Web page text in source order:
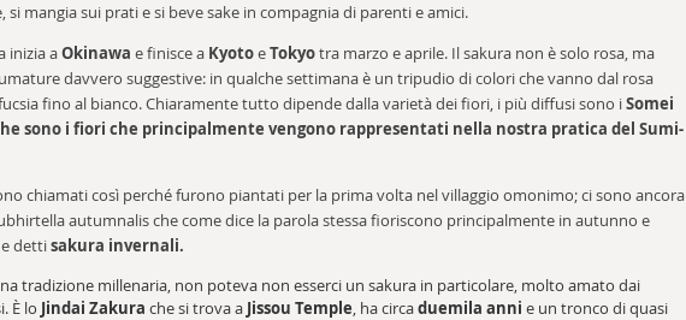
si mangia sui prati e si beve sake in compagnia di parenti e amici.
inizia a Okinawa e finisce a Kyoto e Tokyo tra marzo e aprile. Il sakura non è solo rosa, ma
davvero suggestive: in qualche settimana è un tripudio di colori che vanno dal rosa
fino al bianco. Chiaramente tutto dipende dalla varietà dei fiori, i più diffusi sono i Somei
sono i fiori che principalmente vengono rappresentati nella nostra pratica del Sumi-
chiamati così perché furono piantati per la prima volta nel villaggio omonimo; ci sono ancora
autumnalis che come dice la parola stessa fioriscono principalmente in autunno e
detti sakura invernali.
tradizione millenaria, non poteva non esserci un sakura in particolare, molto amato dai
È lo Jindai Zakura che si trova a Jissou Temple, ha circa duemila anni e un tronco di quasi